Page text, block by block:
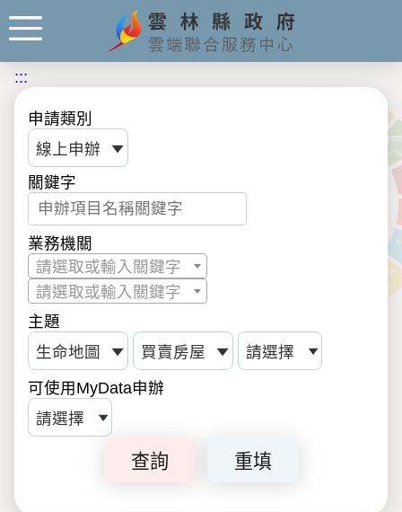
:::
申請類別
關鍵字
業務機關
請選取或輸入關鍵字
請選取或輸入關鍵字
主題
可使用MyData申辦
查詢 重填